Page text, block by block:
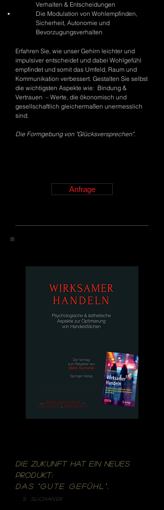
Verhalten & Entscheidungen
Die Modulation von Wohlempfinden,
Sicherheit, Autonomie und
Bevorzugungsverhalten
Erfahren Sie, wie unser Gehirn leichter und
impulsiver entscheidet und dabei Wohlgefühl
empfindet und somit das Umfeld, Raum und
Kommunikation verbessert. Gestalten Sie selbst
die wichtigsten Aspekte wie: Bindung &
Vertrauen – Werte, die ökonomisch und
gesellschaftlich gleichermaßen unermesslich
sind.
Die Formgebung von "Glücksversprechen".
Anfrage
die Zukunft hat ein neues
Produkt:
Das "gute Gefühl".
S. Suchanek